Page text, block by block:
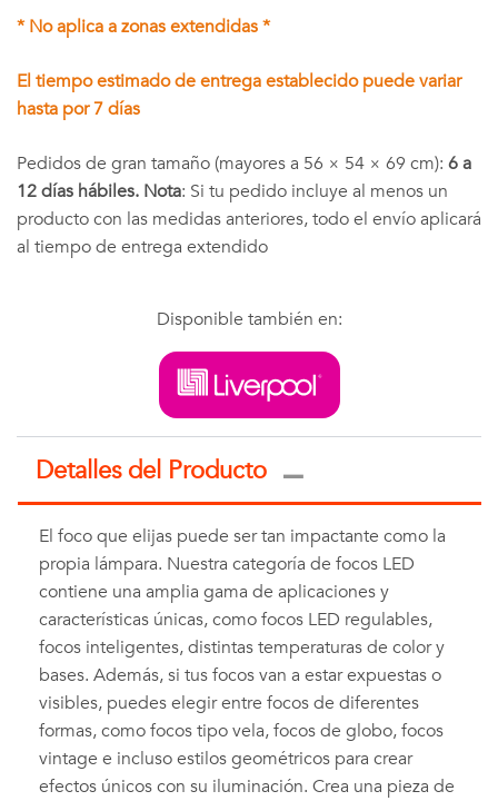
* No aplica a zonas extendidas *
El tiempo estimado de entrega establecido puede variar
hasta por 7 días
Pedidos de gran tamaño (mayores a 56 × 54 × 69 cm): 6 a
12 días hábiles. Nota: Si tu pedido incluye al menos un
producto con las medidas anteriores, todo el envío aplicará
al tiempo de entrega extendido
Disponible también en:
Detalles del Producto
El foco que elijas puede ser tan impactante como la
propia lámpara. Nuestra categoría de focos LED
contiene una amplia gama de aplicaciones y
características únicas, como focos LED regulables,
focos inteligentes, distintas temperaturas de color y
bases. Además, si tus focos van a estar expuestas o
visibles, puedes elegir entre focos de diferentes
formas, como focos tipo vela, focos de globo, focos
vintage e incluso estilos geométricos para crear
efectos únicos con su iluminación. Crea una pieza de